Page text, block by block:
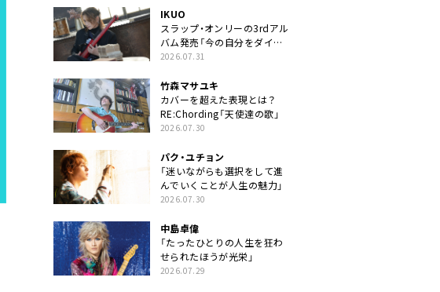
IKUO
スラップ・オンリーの3rdアル
バム発売「今の自分をダイレ
クトに」
2026.07.31
竹森マサユキ
カバーを超えた表現とは？
RE:Chording「天使達の歌」
2026.07.30
パク・ユチョン
「迷いながらも選択をして進
んでいくことが人生の魅力」
2026.07.30
中島卓偉
「たったひとりの人生を狂わ
せられたほうが光栄」
2026.07.29